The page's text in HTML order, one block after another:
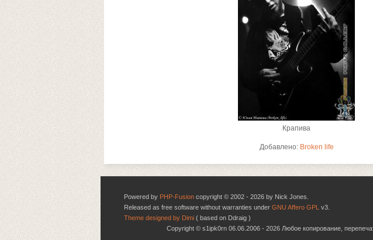
Крапива
Добавлено: Broken life
Powered by PHP-Fusion copyright © 2002 - 2026 by Nick Jones.
Released as free software without warranties under GNU Affero GPL v3.
Theme designed by Dimi ( based on Ddraig )
Copyright © s1ipk0rn 06.06.2006 - 2026 Любое копирование,